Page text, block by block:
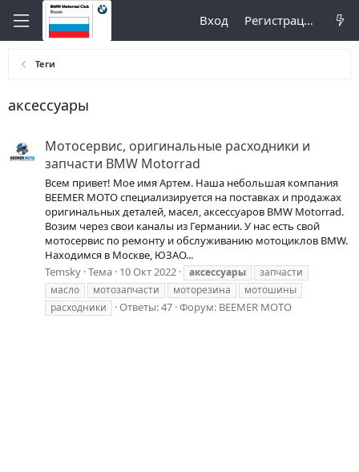
Вход Регистрация
Теги
аксессуары
Мотосервис, оригинальные расходники и
запчасти BMW Motorrad
Всем привет! Мое имя Артем. Наша небольшая компания
BEEMER MOTO специализируется на поставках и продажах
оригинальных деталей, масел, аксессуаров BMW Motorrad.
Возим через свои каналы из Германии. У нас есть свой
мотосервис по ремонту и обслуживанию мотоциклов BMW.
Находимся в Москве, ЮЗАО...
Temsky Тема 10 Окт 2022 аксессуары
запчасти
масло
мотозапчасти моторезина
мотошины
расходники
Ответы: 47 Форум: BEEMER MOTO